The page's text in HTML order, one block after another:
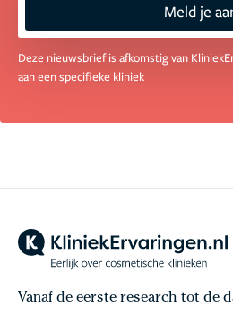
Meld je
Deze nieuwsbrief is afkomstig van
aan een specifieke kliniek
Vanaf de eerste research tot de